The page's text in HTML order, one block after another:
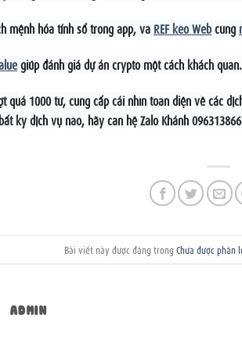
mệnh hóa tính sổ trong app, và REF kèo Webcùng
giúp đánh giá dự án crypto một cách khách quan.
quá 1000 từ, cung cấp cái nhìn toàn diện về các
kỳ dịch vụ nào, hãy can hệ Zalo Khánh
Bài viết này được đăng trongChưa được phân
ADMIN